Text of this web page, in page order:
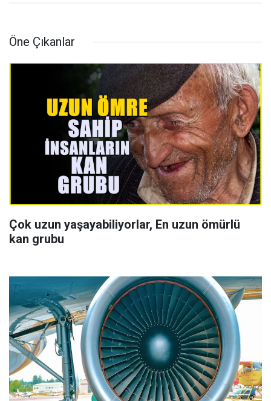
Öne Çıkanlar
Çok uzun yaşayabiliyorlar, En uzun ömürlü
kan grubu